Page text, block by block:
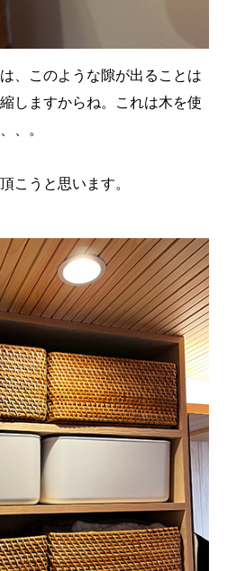
、このような隙が出ることは
しますからね。これは木を使
、。
こうと思います。